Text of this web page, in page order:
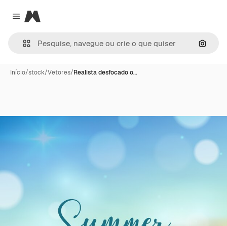
Close menu
Magnific
Início/stock/Vetores/Realista desfocado o…